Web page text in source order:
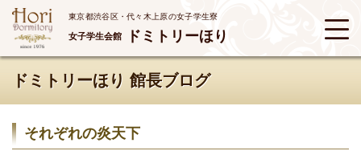
東京都渋谷区・代々木上原の女子学生寮
女子学生会館 ドミトリーほり
ドミトリーほり 館長ブログ
それぞれの炎天下